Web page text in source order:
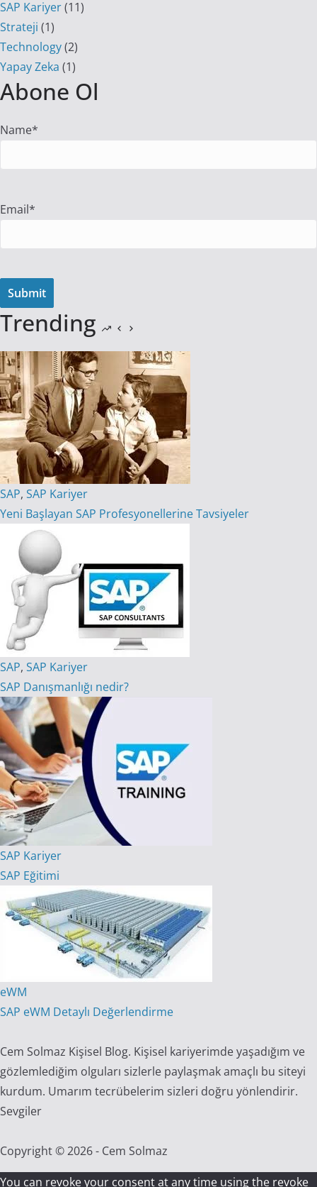
SAP Kariyer(11)
Strateji (1)
Technology(2)
Yapay Zeka (1)
Abone Ol
Name*
Email*
Trending
SAP, SAP Kariyer
Yeni Başlayan SAP Profesyonellerine Tavsiyeler
SAP, SAP Kariyer
SAP Danışmanlığı nedir?
SAP Kariyer
SAP Eğitimi
eWM
SAP eWM Detaylı Değerlendirme
Cem Solmaz Kişisel Blog. Kişisel kariyerimde yaşadığım ve
gözlemlediğim olguları sizlerle paylaşmak amaçlı bu siteyi
kurdum. Umarım tecrübelerim sizleri doğru yönlendirir.
Sevgiler
Copyright © 2026 - Cem Solmaz
You can revoke your consent at any time using the revoke